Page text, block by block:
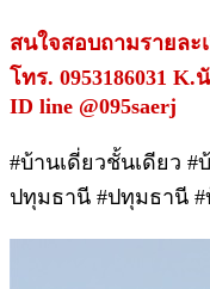
สนใจสอบถามรายละ
โทร. 0953186031 K.
ID line @095saerj
#บ้านเดี่ยวชั้นเดียว
ปทุมธานี #ปทุมธานี #